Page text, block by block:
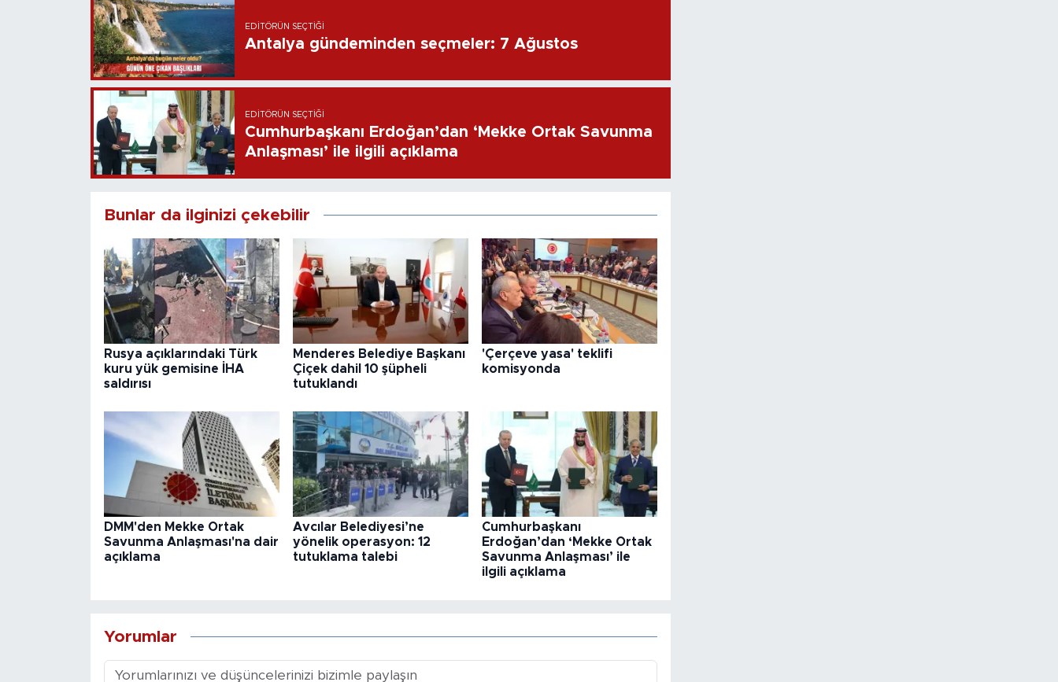
EDITÖRÜN SEÇTIĞI
Antalya gündeminden seçmeler: 7 Ağustos
EDITÖRÜN SEÇTIĞI
Cumhurbaşkanı Erdoğan’dan ‘Mekke Ortak Savunma
Anlaşması’ ile ilgili açıklama
Bunlar da ilginizi çekebilir
Rusya açıklarındaki Türk
kuru yük gemisine İHA
saldırısı
Menderes Belediye Başkanı
Çiçek dahil 10 şüpheli
tutuklandı
'Çerçeve yasa' teklifi
komisyonda
DMM'den Mekke Ortak
Savunma Anlaşması'na dair
açıklama
Avcılar Belediyesi’ne
yönelik operasyon: 12
tutuklama talebi
Cumhurbaşkanı
Erdoğan’dan ‘Mekke Ortak
Savunma Anlaşması’ ile
ilgili açıklama
Yorumlar